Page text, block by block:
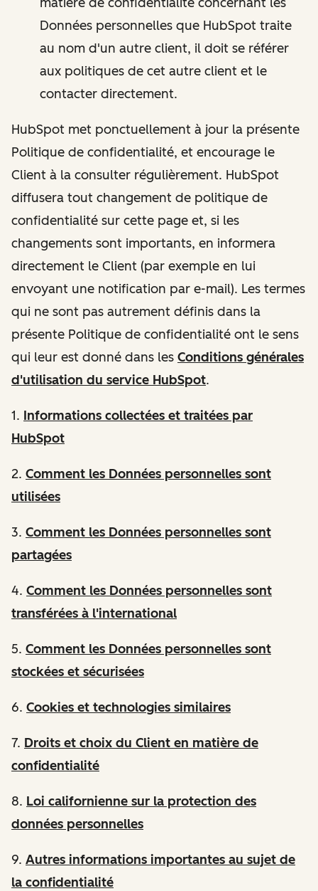
Données personnelles que HubSpot traite
au nom d'un autre client, il doit se référer
aux politiques de cet autre client et le
contacter directement.
HubSpot met ponctuellement à jour la présente
Politique de confidentialité, et encourage le
Client à la consulter régulièrement. HubSpot
diffusera tout changement de politique de
confidentialité sur cette page et, si les
changements sont importants, en informera
directement le Client (par exemple en lui
envoyant une notification par e-mail). Les termes
qui ne sont pas autrement définis dans la
présente Politique de confidentialité ont le sens
qui leur est donné dans les Conditions générales
d'utilisation du service HubSpot.
1. Informations collectées et traitées par
HubSpot
2. Comment les Données personnelles sont
utilisées
3. Comment les Données personnelles sont
partagées
4. Comment les Données personnelles sont
transférées à l'international
5. Comment les Données personnelles sont
stockées et sécurisées
6. Cookies et technologies similaires
7. Droits et choix du Client en matière de
confidentialité
8. Loi californienne sur la protection des
données personnelles
9. Autres informations importantes au sujet de
la confidentialité